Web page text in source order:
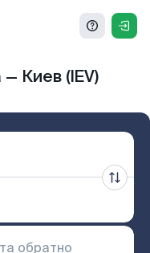
Киев (IEV)